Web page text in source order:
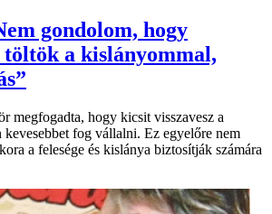
gondolom, hogy
töltök a kislányommal,
megfogadta, hogy kicsit visszavesz a
kevesebbet fog vállalni. Ez egyelőre nem
a felesége és kislánya biztosítják számára